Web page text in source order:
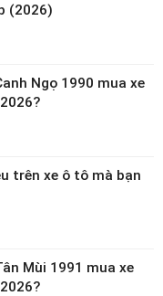
(2026)
Ngọ 1990 mua xe
trên xe ô tô mà bạn
Mùi 1991 mua xe